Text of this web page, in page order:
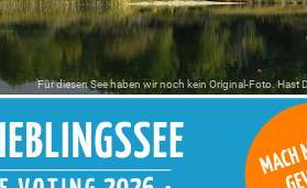
Für diesen See haben wir noch kein Original-Foto. Hast